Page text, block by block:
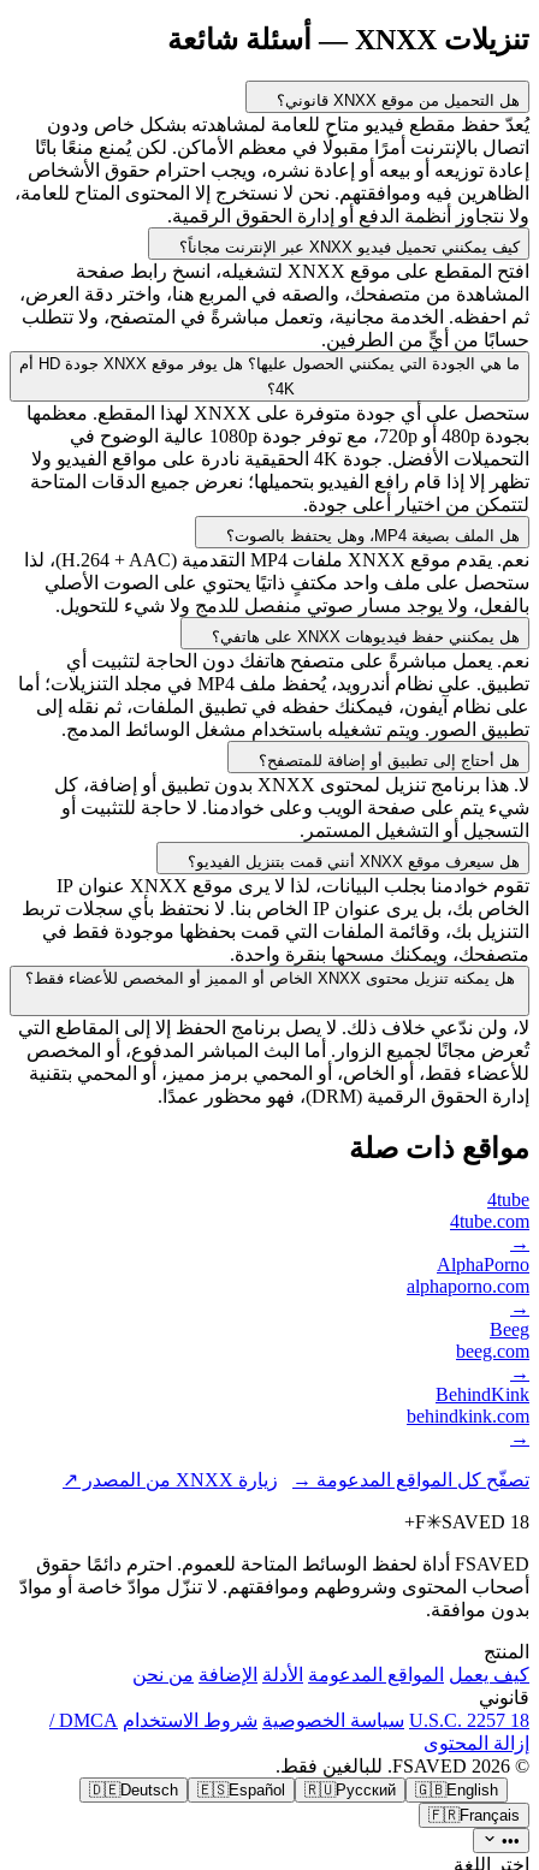
تنزيلات XNXX — أسئلة شائعة
هل التحميل من موقع XNXX قانوني؟
يُعدّ حفظ مقطع فيديو متاح للعامة لمشاهدته بشكل خاص ودون
اتصال بالإنترنت أمرًا مقبولًا في معظم الأماكن. لكن يُمنع منعًا باتًا
إعادة توزيعه أو بيعه أو إعادة نشره، ويجب احترام حقوق الأشخاص
الظاهرين فيه وموافقتهم. نحن لا نستخرج إلا المحتوى المتاح للعامة،
ولا نتجاوز أنظمة الدفع أو إدارة الحقوق الرقمية.
كيف يمكنني تحميل فيديو XNXX عبر الإنترنت مجاناً؟
افتح المقطع على موقع XNXX لتشغيله، انسخ رابط صفحة
المشاهدة من متصفحك، والصقه في المربع هنا، واختر دقة العرض،
ثم احفظه. الخدمة مجانية، وتعمل مباشرةً في المتصفح، ولا تتطلب
حسابًا من أيٍّ من الطرفين.
ما هي الجودة التي يمكنني الحصول عليها؟ هل يوفر موقع XNXX جودة HD أم
4K؟
ستحصل على أي جودة متوفرة على XNXX لهذا المقطع. معظمها
بجودة 480p أو 720p، مع توفر جودة 1080p عالية الوضوح في
التحميلات الأفضل. جودة 4K الحقيقية نادرة على مواقع الفيديو ولا
تظهر إلا إذا قام رافع الفيديو بتحميلها؛ نعرض جميع الدقات المتاحة
لتتمكن من اختيار أعلى جودة.
هل الملف بصيغة MP4، وهل يحتفظ بالصوت؟
نعم. يقدم موقع XNXX ملفات MP4 التقدمية (H.264 + AAC)، لذا
ستحصل على ملف واحد مكتفٍ ذاتيًا يحتوي على الصوت الأصلي
بالفعل، ولا يوجد مسار صوتي منفصل للدمج ولا شيء للتحويل.
هل يمكنني حفظ فيديوهات XNXX على هاتفي؟
نعم. يعمل مباشرةً على متصفح هاتفك دون الحاجة لتثبيت أي
تطبيق. على نظام أندرويد، يُحفظ ملف MP4 في مجلد التنزيلات؛ أما
على نظام آيفون، فيمكنك حفظه في تطبيق الملفات، ثم نقله إلى
تطبيق الصور. ويتم تشغيله باستخدام مشغل الوسائط المدمج.
هل أحتاج إلى تطبيق أو إضافة للمتصفح؟
لا. هذا برنامج تنزيل لمحتوى XNXX بدون تطبيق أو إضافة، كل
شيء يتم على صفحة الويب وعلى خوادمنا. لا حاجة للتثبيت أو
التسجيل أو التشغيل المستمر.
هل سيعرف موقع XNXX أنني قمت بتنزيل الفيديو؟
تقوم خوادمنا بجلب البيانات، لذا لا يرى موقع XNXX عنوان IP
الخاص بك، بل يرى عنوان IP الخاص بنا. لا نحتفظ بأي سجلات تربط
التنزيل بك، وقائمة الملفات التي قمت بحفظها موجودة فقط في
متصفحك، ويمكنك مسحها بنقرة واحدة.
هل يمكنه تنزيل محتوى XNXX الخاص أو المميز أو المخصص للأعضاء فقط؟
لا، ولن ندّعي خلاف ذلك. لا يصل برنامج الحفظ إلا إلى المقاطع التي
تُعرض مجانًا لجميع الزوار. أما البث المباشر المدفوع، أو المخصص
للأعضاء فقط، أو الخاص، أو المحمي برمز مميز، أو المحمي بتقنية
إدارة الحقوق الرقمية (DRM)، فهو محظور عمدًا.
مواقع ذات صلة
4tube
4tube.com
→
AlphaPorno
alphaporno.com
→
Beeg
beeg.com
→
BehindKink
behindkink.com
→
تصفّح كل المواقع المدعومة → زيارة XNXX من المصدر ↗
F✳SAVED 18+
FSAVED أداة لحفظ الوسائط المتاحة للعموم. احترم دائمًا حقوق
أصحاب المحتوى وشروطهم وموافقتهم. لا تنزّل موادّ خاصة أو موادّ
بدون موافقة.
المنتج
كيف يعمل المواقع المدعومة الأدلة الإضافة من نحن
قانوني
18 U.S.C. 2257
سياسة الخصوصية شروط الاستخدام
DMCA /
إزالة المحتوى
© 2026 FSAVED. للبالغين فقط.
🇬🇧English
🇷🇺Русский
🇪🇸Español
🇩🇪Deutsch
🇫🇷Français
•••
اختر اللغة